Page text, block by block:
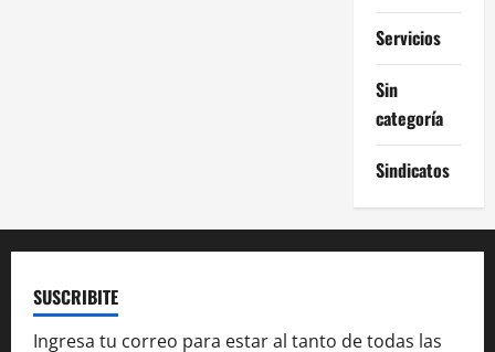
Servicios
Sin
categoría
Sindicatos
SUSCRIBITE
Ingresa tu correo para estar al tanto de todas las